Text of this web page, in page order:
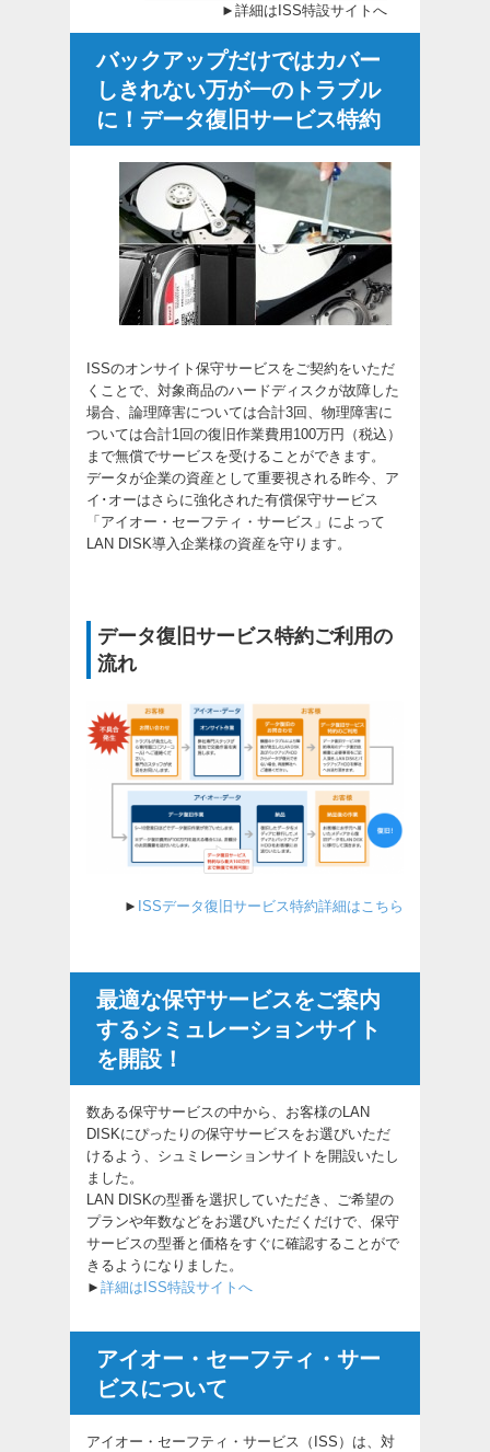
► 詳細はISS特設サイトへ
バックアップだけではカバー
しきれない万が一のトラブル
に！データ復旧サービス特約
ISSのオンサイト保守サービスをご契約をいただ
くことで、対象商品のハードディスクが故障した
場合、論理障害については合計3回、物理障害に
ついては合計1回の復旧作業費用100万円（税込）
まで無償でサービスを受けることができます。
データが企業の資産として重要視される昨今、ア
イ･オーはさらに強化された有償保守サービス
「アイオー・セーフティ・サービス」によって
LAN DISK導入企業様の資産を守ります。
データ復旧サービス特約ご利用の
流れ
► ISSデータ復旧サービス特約詳細はこちら
最適な保守サービスをご案内
するシミュレーションサイト
を開設！
数ある保守サービスの中から、お客様のLAN
DISKにぴったりの保守サービスをお選びいただ
けるよう、シュミレーションサイトを開設いたし
ました。
LAN DISKの型番を選択していただき、ご希望の
プランや年数などをお選びいただくだけで、保守
サービスの型番と価格をすぐに確認することがで
きるようになりました。
► 詳細はISS特設サイトへ
アイオー・セーフティ・サー
ビスについて
アイオー・セーフティ・サービス（ISS）は、対